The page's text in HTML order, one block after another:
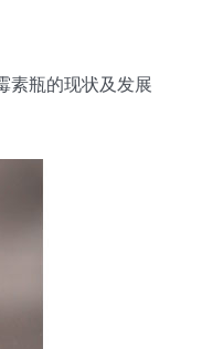
素瓶的现状及发展